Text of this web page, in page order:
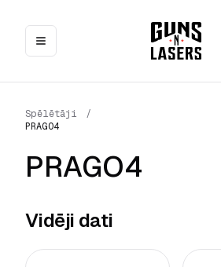
Spēlētāji
/
PRAGO4
PRAGO4
Vidēji dati